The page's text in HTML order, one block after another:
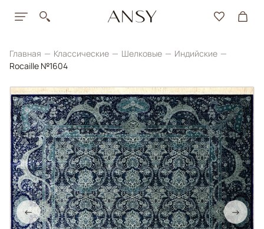
Главная Классические Шелковые
Индийские
Rocaille №1604
← →